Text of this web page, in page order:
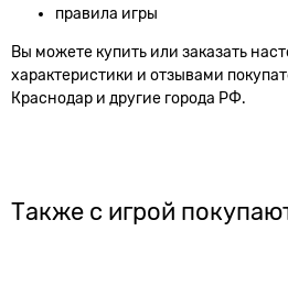
правила игры
Вы можете купить или заказать
характеристики и отзывами
Краснодар и другие города РФ.
Также с игрой